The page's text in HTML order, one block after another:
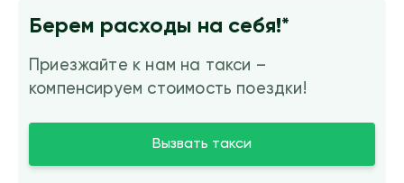
Берем расходы на себя!*
Приезжайте к нам на такси –
компенсируем стоимость поездки!
Вызвать такси